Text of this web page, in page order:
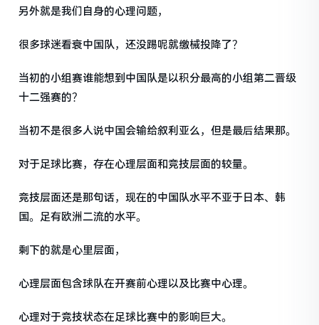
另外就是我们自身的心理问题，
很多球迷看衰中国队，还没踢呢就缴械投降了？
当初的小组赛谁能想到中国队是以积分最高的小组第二晋级
十二强赛的？
当初不是很多人说中国会输给叙利亚么，但是最后结果那。
对于足球比赛，存在心理层面和竞技层面的较量。
竞技层面还是那句话，现在的中国队水平不亚于日本、韩
国。足有欧洲二流的水平。
剩下的就是心里层面，
心理层面包含球队在开赛前心理以及比赛中心理。
心理对于竞技状态在足球比赛中的影响巨大。